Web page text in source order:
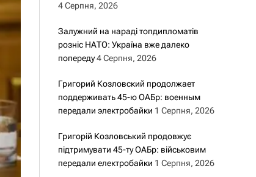
4 Серпня, 2026
Залужний на нараді топдипломатів
розніс НАТО: Україна вже далеко
попереду 4 Серпня, 2026
Григорий Козловский продолжает
поддерживать 45-ю ОАБр: военным
передали электробайки 1 Серпня, 2026
Григорій Козловський продовжує
підтримувати 45-ту ОАБр: військовим
передали електробайки 1 Серпня, 2026